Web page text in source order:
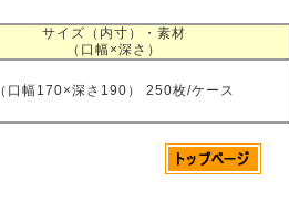
サイズ（内寸）・素材
（口幅×深さ）
（口幅170×深さ190） 250枚/ケース